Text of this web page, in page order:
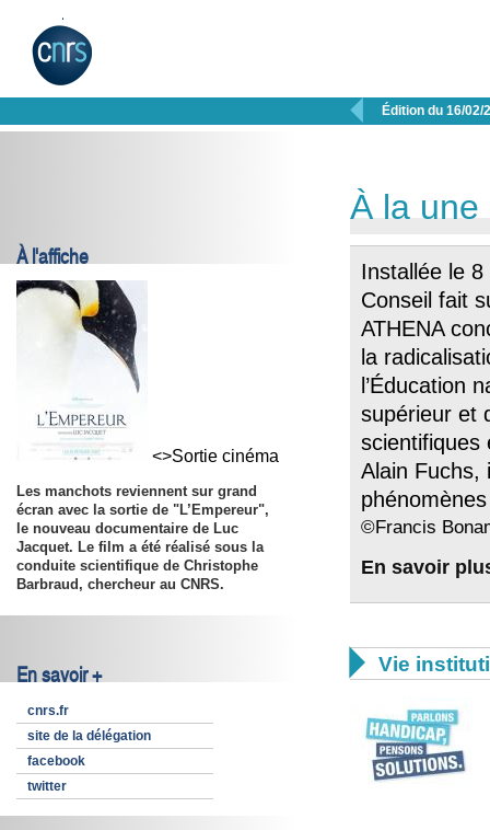
 Édition du 16/02/
À l'affiche
<>Sortie cinéma
Les manchots reviennent sur grand
écran avec la sortie de "L’Empereur",
le nouveau documentaire de Luc
Jacquet. Le film a été réalisé sous la
conduite scientifique de Christophe
Barbraud, chercheur au CNRS.
En savoir +
cnrs.fr
site de la délégation
facebook
twitter
À la une
Installée le
Conseil fait
ATHENA
la
l’Éducation
supérieur et
scientifiques
Alain Fuchs,
©Francis
En savoir
 Vie